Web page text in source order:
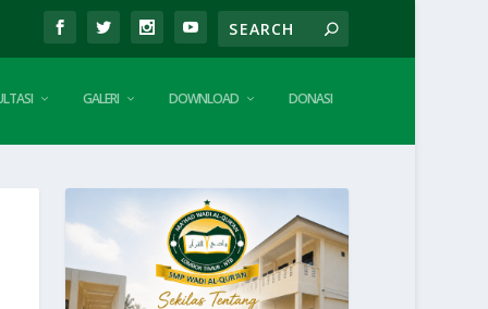
GALERI DOWNLOAD DONASI